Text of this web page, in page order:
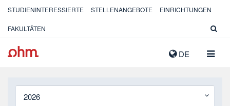
DE
STUDIENINTERESSIERTE STELLENANGEBOTE EINRICHTUNGEN
FAKULTÄTEN
2026